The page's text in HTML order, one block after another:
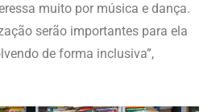
muito por música e dança.
serão importantes para ela
de forma inclusiva”,